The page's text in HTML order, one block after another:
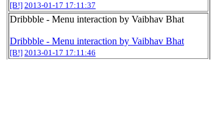
[B!] 2013-01-17 17:11:37
Dribbble - Menu interaction by Vaibhav Bhat
Dribbble - Menu interaction by Vaibhav Bhat
[B!] 2013-01-17 17:11:46